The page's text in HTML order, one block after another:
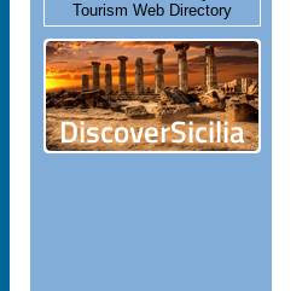
Tourism Web Directory